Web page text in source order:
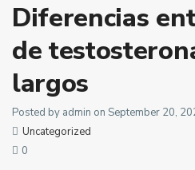
Diferencias
de
largos
Posted by admin on September 20,
Uncategorized
0